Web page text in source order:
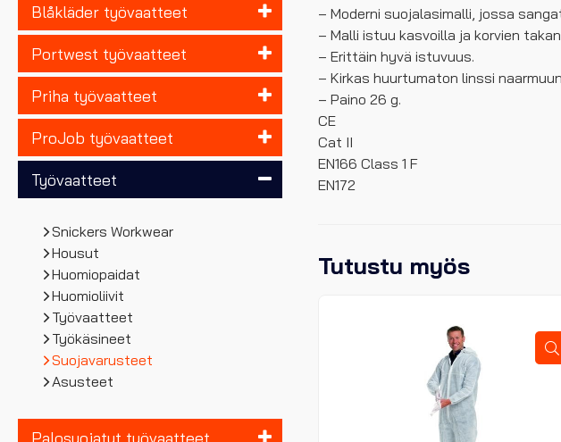
Blåkläder työvaatteet
Portwest työvaatteet
Priha työvaatteet
ProJob työvaatteet
Työvaatteet
Snickers Workwear
Housut
Huomiopaidat
Huomioliivit
Työvaatteet
Työkäsineet
Suojavarusteet
Asusteet
Palosuojatut työvaatteet
– Moderni suojalasimalli, jossa
– Malli istuu kasvoilla ja korvien
– Erittäin hyvä istuvuus.
– Kirkas huurtumaton linssi
– Paino 26 g.
CE
Cat II
EN166 Class 1 F
EN172
Tutustu myös